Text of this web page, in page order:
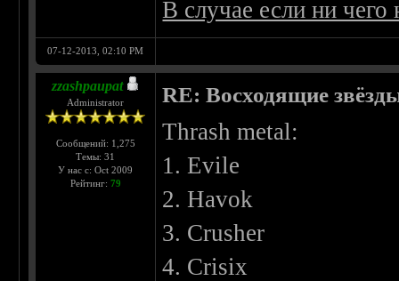
В случае если ни
07-12-2013, 02:10 PM
zzashpaupat
Administrator
Сообщений: 1,275
Темы: 31
У нас с: Oct 2009
Рейтинг: 79
RE: Восходящие
Thrash metal:
1. Evile
2. Havok
3. Crusher
4. Crisix